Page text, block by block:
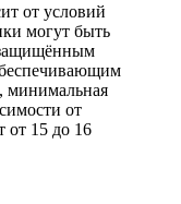
от условий
могут быть
защищённым
минимальная
от
от 15 до 16